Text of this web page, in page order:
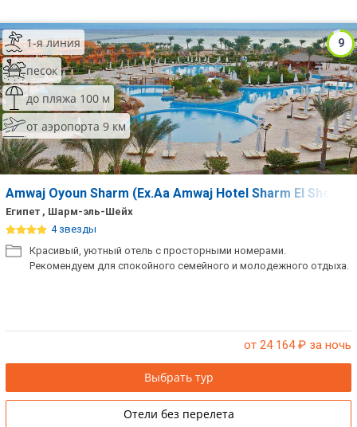
9
1-я линия
песок
до пляжа 100 м
от аэропорта 9 км
Amwaj Oyoun Sharm (Ex.Aa Amwaj Hotel Sharm El Shekh)
Египет , Шарм-эль-Шейх
4 звезды
Красивый, уютный отель с просторными номерами.
Рекомендуем для спокойного семейного и молодежного отдыха.
от 24 164₽ за ночь
Выбрать тур
Отели без перелета